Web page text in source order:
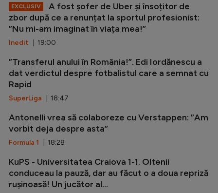
EXCLUSIV
A fost șofer de Uber și însoțitor de
zbor după ce a renunțat la sportul profesionist:
”Nu mi-am imaginat în viața mea!”
Inedit | 19:00
”Transferul anului în România!”. Edi Iordănescu a
dat verdictul despre fotbalistul care a semnat cu
Rapid
SuperLiga | 18:47
Antonelli vrea să colaboreze cu Verstappen: ”Am
vorbit deja despre asta”
Formula 1 | 18:28
KuPS - Universitatea Craiova 1-1. Oltenii
conduceau la pauză, dar au făcut o a doua repriză
rușinoasă! Un jucător al...